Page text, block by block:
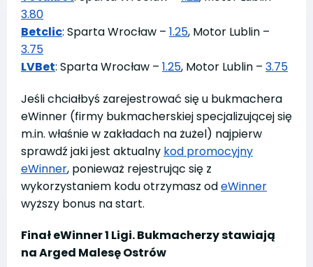
3.80
Betclic: Sparta Wrocław – 1.25, Motor Lublin –
3.75
LVBet: Sparta Wrocław – 1.25, Motor Lublin – 3.75
Jeśli chciałbyś zarejestrować się u bukmachera
eWinner (firmy bukmacherskiej specjalizującej się
m.in. właśnie w zakładach na żużel) najpierw
sprawdź jaki jest aktualny kod promocyjny
eWinner, ponieważ rejestrując się z
wykorzystaniem kodu otrzymasz odeWinner
wyższy bonus na start.
Finał eWinner 1 Ligi. Bukmacherzy stawiają
na Arged Malesę Ostrów